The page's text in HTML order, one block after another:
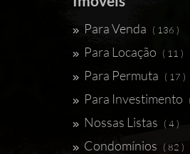
Para Venda ( 136 )
Para Locação ( 11 )
Para Permuta ( 17 )
Para Investimento
Nossas Listas ( 4 )
Condomínios ( 82 )